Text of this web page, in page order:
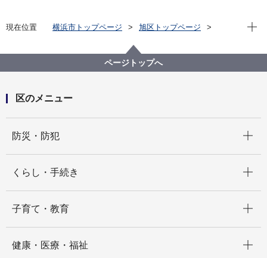
現在位置 横浜市トップページ
旭区トップページ
若葉台地区小中学校跡地の活用・検討
若葉台地区小中学校跡地の活用検討委員会
現在
ページトップへ
区のメニュー
防災・防犯
くらし・手続き
子育て・教育
健康・医療・福祉